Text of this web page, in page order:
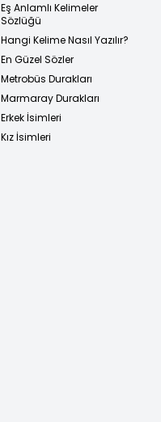
Eş Anlamlı Kelimeler
Sözlüğü
Hangi Kelime Nasıl Yazılır?
En Güzel Sözler
Metrobüs Durakları
Marmaray Durakları
Erkek İsimleri
Kız İsimleri